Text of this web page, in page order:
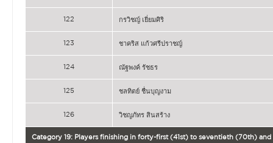
122 กรวิชญ์ เยี่ยมศิริ
123 ชาคริส แก้วศรีปราชญ์
124 ณัฐพงค์ รัชธร
125 ชลทิตย์ ชื่นบุญงาม
126 วิชญภัทร สินสร้าง
Category 19: Players finishing in forty-first (41st) to seventieth (70th)